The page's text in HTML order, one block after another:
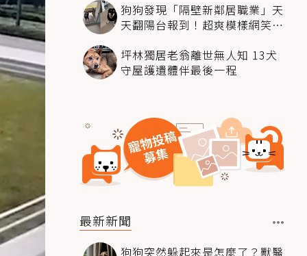
狗狗發現「隔壁新鄰居職業」天
天翻陽台報到！超爽模樣網笑
坪林獨居老翁離世無人知 13犬
守屋護遺體伴最後一程
最新新聞
狗狗突然躲起來是怎麼了？獸醫